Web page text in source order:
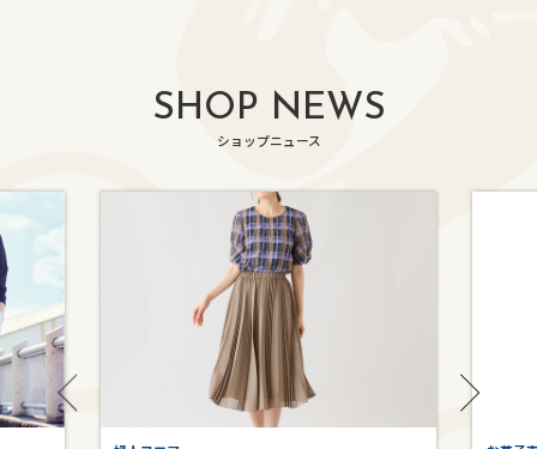
SHOP NEWS
ショップニュース